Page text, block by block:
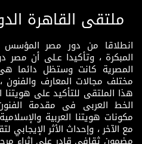
ملتقى القاهرة
انطلاقا من دور مصر المؤسس
المبكرة ، وتأكيدا عـلى أن مصر
المصرية كانت وستظل دائما
مختلف مجالات المعارف
هذا الملتقى للتأكيد على هويتنا
الخط العربى فى مقدمة
مكونات هويتنا العربية
مع الآخر ، وإحداث الأثر